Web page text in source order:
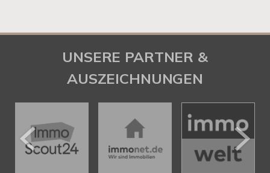
UNSERE PARTNER &
AUSZEICHNUNGEN